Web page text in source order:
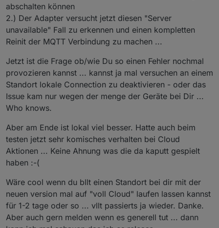
abschalten können
2.) Der Adapter versucht jetzt diesen "Server
unavailable" Fall zu erkennen und einen kompletten
Reinit der MQTT Verbindung zu machen ...
Jetzt ist die Frage ob/wie Du so einen Fehler nochmal
provozieren kannst ... kannst ja mal versuchen an einem
Standort lokale Connection zu deaktivieren - oder das
Issue kam nur wegen der menge der Geräte bei Dir ...
Who knows.
Aber am Ende ist lokal viel besser. Hatte auch beim
testen jetzt sehr komisches verhalten bei Cloud
Aktionen ... Keine Ahnung was die da kaputt gespielt
haben :-(
Wäre cool wenn du bllt einen Standort bei dir mit der
neuen version mal auf "voll Cloud" laufen lassen kannst
für 1-2 tage oder so ... vllt passierts ja wieder. Danke.
Aber auch gern melden wenn es generell tut ... dann